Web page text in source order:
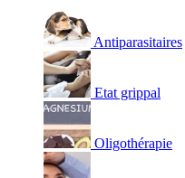
Antiparasitaires
Etat grippal
Oligothérapie